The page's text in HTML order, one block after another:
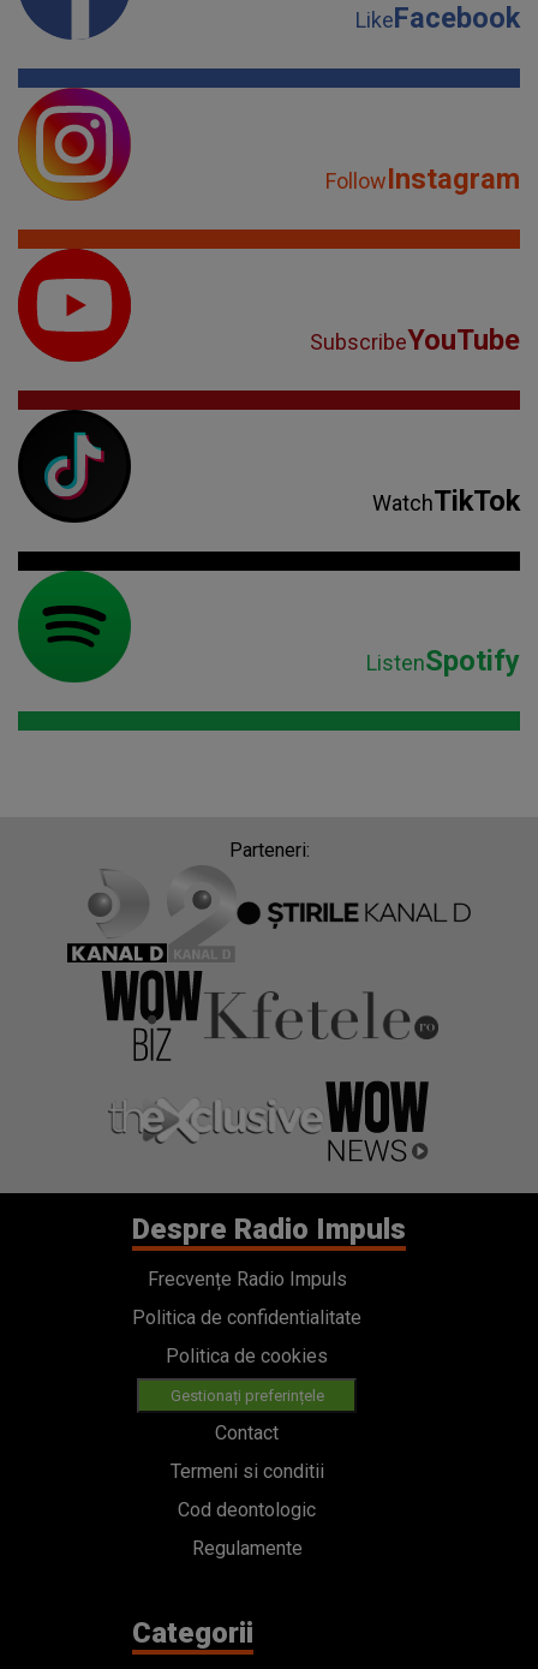
LikeFacebook
FollowInstagram
SubscribeYouTube
WatchTikTok
ListenSpotify
Parteneri:
Despre Radio Impuls
Frecvențe Radio Impuls
Politica de confidentialitate
Politica de cookies
Gestionați preferințele
Contact
Termeni si conditii
Cod deontologic
Regulamente
Categorii